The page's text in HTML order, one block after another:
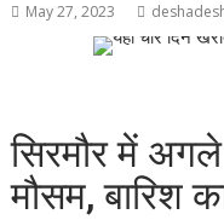
May 27, 2023
सिरमौर में अगले
मौसम, बारिश